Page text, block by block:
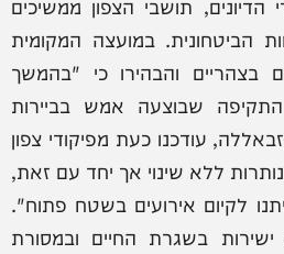
הביטחונית. במועצה המקומית
בצהריים והבהירו כי "בהמשך
שבוצעה אמש בביירות
עודכנו כעת מפיקודי צפון
נותרות ללא שינוי אך יחד עם זאת,
לקיום אירועים בשטח פתוח".
בשגרת החיים ובמסורת